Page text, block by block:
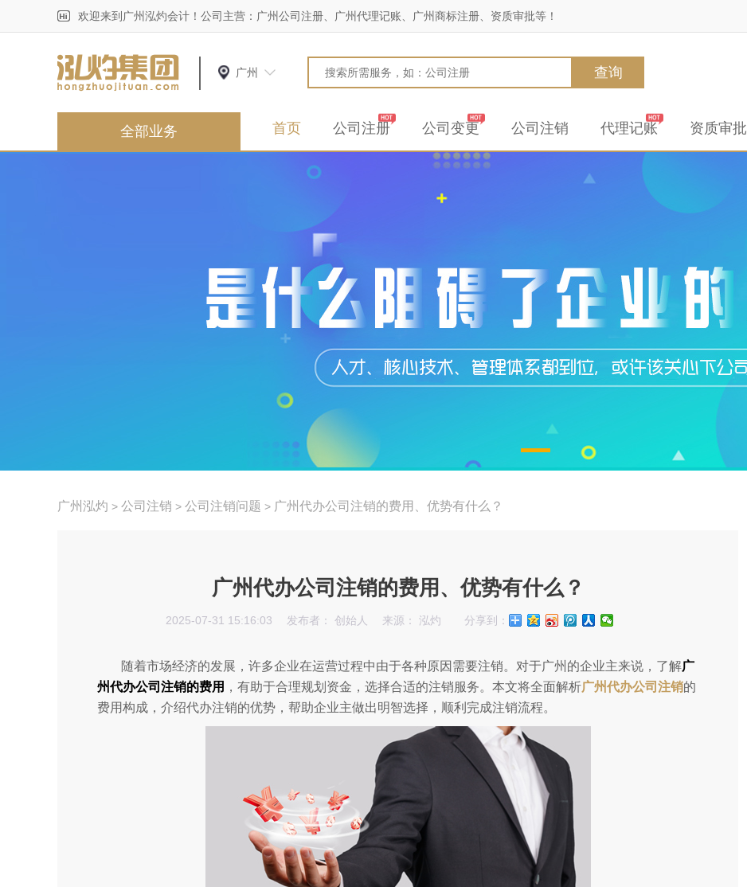
欢迎来到广州泓灼会计！公司主营：广州公司注册、广州代理记账、广州商标注册、资质审批等！
广州 查询
全部业务 首页 公司注册 公司变更 公司注销 代理记账 资质审批
广州泓灼 > 公司注销 > 公司注销问题 > 广州代办公司注销的费用、优势有什么？
广州代办公司注销的费用、优势有什么？
2025-07-31 15:16:03 发布者： 创始人 来源： 泓灼 分享到：
随着市场经济的发展，许多企业在运营过程中由于各种原因需要注销。对于广州的企业主来说，了解广
州代办公司注销的费用 ，有助于合理规划资金，选择合适的注销服务。本文将全面解析广州代办公司注销的
费用构成，介绍代办注销的优势，帮助企业主做出明智选择，顺利完成注销流程。